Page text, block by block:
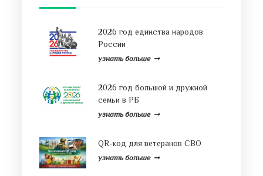
2026 год единства народов
России
узнать больше
2026 год большой и дружной
семьи в РБ
узнать больше
QR-код для ветеранов СВО
узнать больше